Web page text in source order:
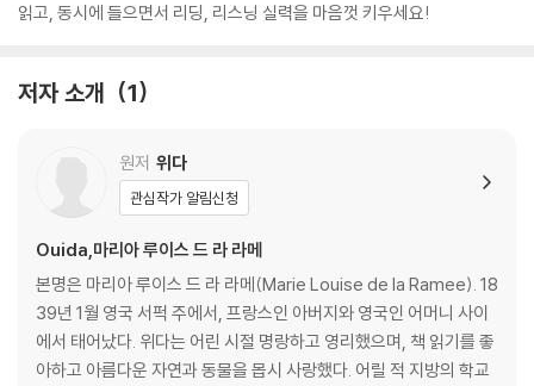
읽고, 동시에 들으면서 리딩, 리스닝 실력을 마음껏 키우세요!
저자 소개 1
원저 위다
관심작가 알림신청
Ouida,마리아 루이스 드 라 라메
본명은 마리아 루이스 드 라 라메(Marie Louise de la Ramee). 18
39년 1월 영국 서퍽 주에서, 프랑스인 아버지와 영국인 어머니 사이
에서 태어났다. 위다는 어린 시절 명랑하고 영리했으며, 책 읽기를 좋
아하고 아름다운 자연과 동물을 몹시 사랑했다. 어릴 적 지방의 학교